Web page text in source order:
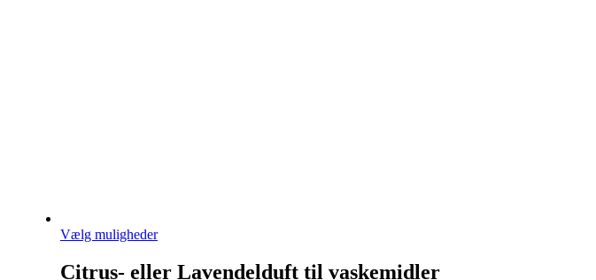
Vælg muligheder
Citrus- eller Lavendelduft til vaskemidler